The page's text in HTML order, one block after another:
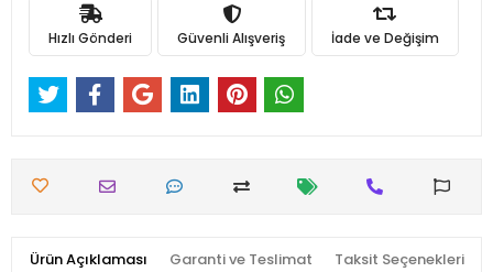
Hızlı Gönderi Güvenli Alışveriş İade ve Değişim
Ürün Açıklaması Garanti ve Teslimat Taksit Seçenekleri